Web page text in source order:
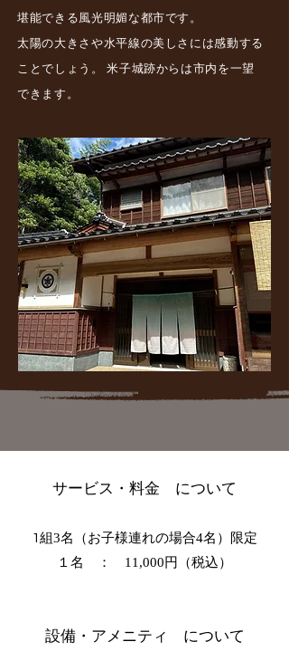
堪能できる風光明媚な都市です。
太陽の大きさや水平線の美しさには感動する
ことでしょう。 米子城跡からは市内を一望
できます。
サービス・料金 について
1 組3名（お子様連れの場合4名）限定
１名 ： 11,000円（税込）​​
設備・アメニティ について